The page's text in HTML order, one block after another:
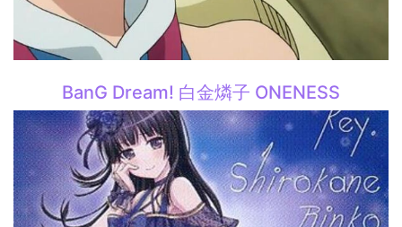
BanG Dream! 白金燐子 ONENESS